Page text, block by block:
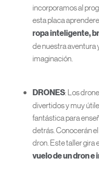
incorporamos al
esta placa
ropa inteligente,
de nuestra aventura
imaginación.
DRONES: Los
divertidos y muy
fantástica para
detrás. Conocerán
dron. Este taller gira
vuelo de un dron